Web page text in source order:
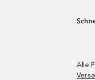
Alle